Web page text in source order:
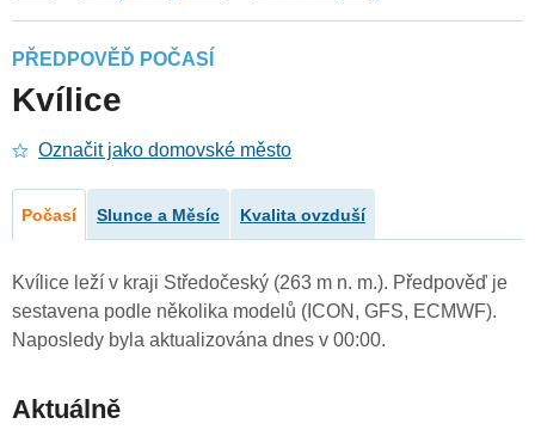
PŘEDPOVĚĎ POČASÍ
Kvílice
Označit jako domovské město
Počasí Slunce a Měsíc Kvalita ovzduší
Kvílice leží v kraji Středočeský (263 m n. m.). Předpověď je
sestavena podle několika modelů (ICON, GFS, ECMWF).
Naposledy byla aktualizována dnes v 00:00.
Aktuálně